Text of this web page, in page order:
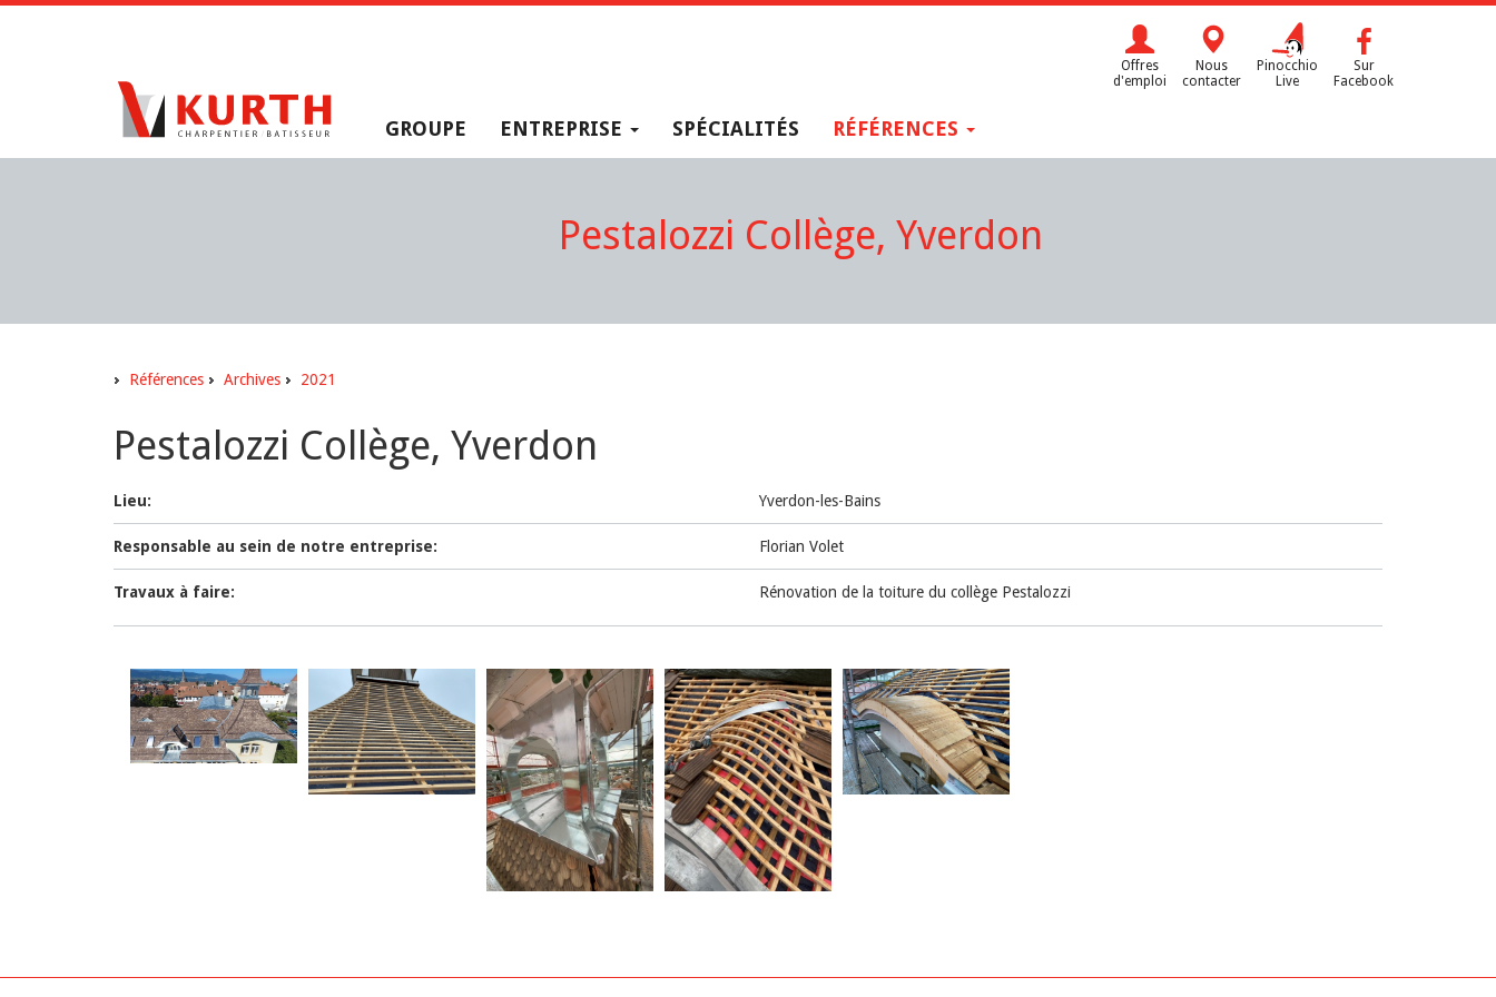
Offres
d'emploi
Nous
contacter
Pinocchio
Live
Sur
Facebook
GROUPE ENTREPRISE SPÉCIALITÉS RÉFÉRENCES
Pestalozzi Collège, Yverdon
Références Archives 2021
Pestalozzi Collège, Yverdon
Lieu: Yverdon-les-Bains
Responsable au sein de notre entreprise: Florian Volet
Travaux à faire: Rénovation de la toiture du collège Pestalozzi